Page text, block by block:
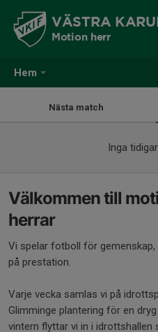
Hem
VÄSTRA
Motion herr
Nästa match
Inga
Välkommen till
herrar
Vi spelar fotboll för
på prestation.
Varje vecka samlas vi på
Glimminge plantering för en
vintern flyttar vi in i idrottshallen